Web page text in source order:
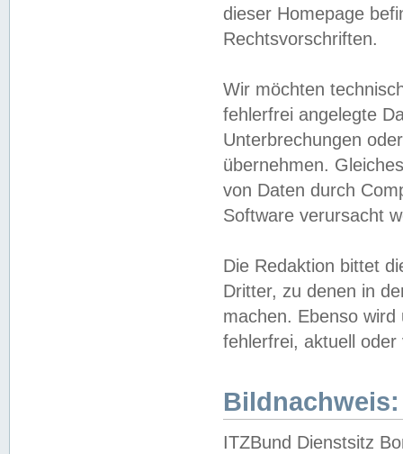
dieser Homepage
Rechtsvorschriften.
Wir möchten
fehlerfrei angelegte
Unterbrechungen
übernehmen.
von Daten durch
Software verursacht
Die Redaktion bittet
Dritter, zu denen in
machen. Ebenso
fehlerfrei, aktuell oder
Bildnachweis:
ITZBund Dienstsitz